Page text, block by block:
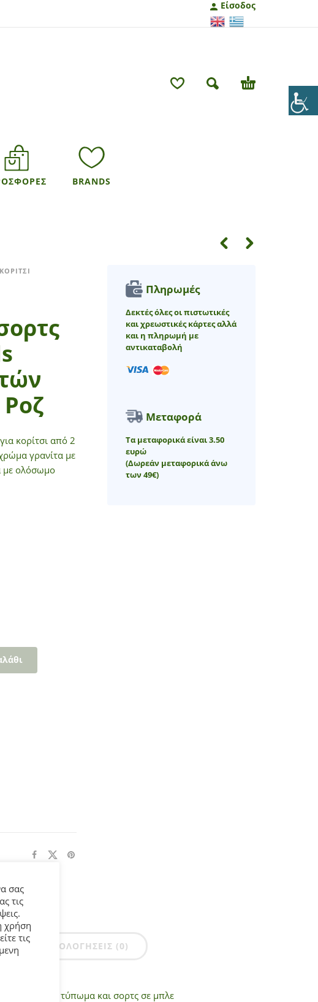
Είσοδος
BRANDS
κορίτσι από 2
γρανίτα με
με ολόσωμο
Πληρωμές
Δεκτές όλες οι πιστωτικές
και χρεωστικές κάρτες αλλά
και η πληρωμή με
αντικαταβολή
Μεταφορά
Τα μεταφορικά είναι 3.50
ευρώ
(Δωρεάν μεταφορικά άνω
των 49€)
ΑΞΙΟΛΟΓΉΣΕΙΣ (0)
γρανίτα με τύπωμα και σορτς σε μπλε
σας
τις
χρήση
τις